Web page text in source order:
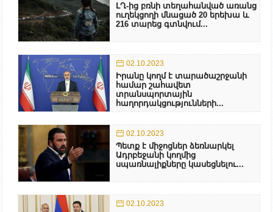
ԼՂ-ից բռնի տեղահանված առանց
ուղեկցողի մնացած 20 երեխա և
216 տարեց գտնվում...
02.10.2023
Իրանը կողմ է տարածաշրջանի
համար շահավետ
տրանսպորտային
հաղորդակցությունների...
02.10.2023
Պետք է միջոցներ ձեռնարկել
Ադրբեջանի կողմից
սպառնալիքները կասեցնելու...
02.10.2023